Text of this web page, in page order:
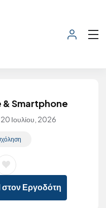
& Smartphone
20 Ιουλίου, 2026
Εργοδότη